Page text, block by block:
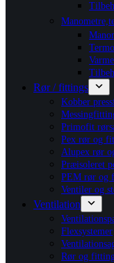
Rør / fittings
Kobber
Primofit
Pex rør og
Alupex rør
Præisoleret
PEM rør og
Ventiler og
Ventilation
Flexsystemer
Rør og